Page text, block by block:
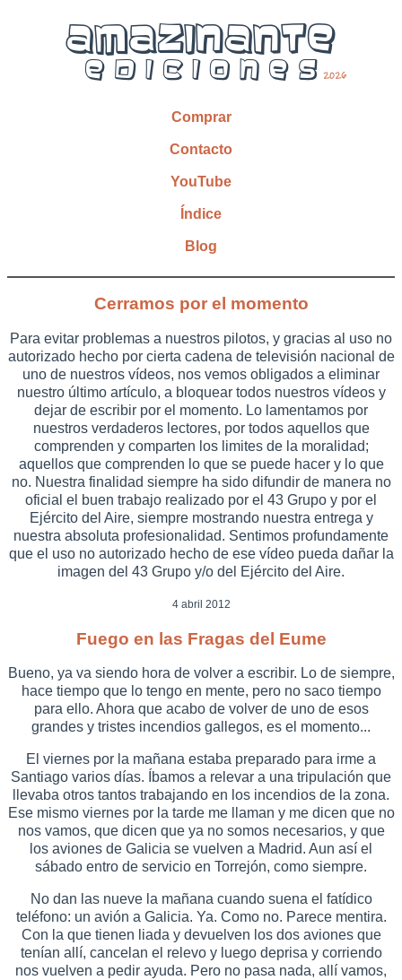
Comprar
Contacto
YouTube
Índice
Blog
Cerramos por el momento
Para evitar problemas a nuestros pilotos, y gracias al uso no
autorizado hecho por cierta cadena de televisión nacional de
uno de nuestros vídeos, nos vemos obligados a eliminar
nuestro último artículo, a bloquear todos nuestros vídeos y
dejar de escribir por el momento. Lo lamentamos por
nuestros verdaderos lectores, por todos aquellos que
comprenden y comparten los limites de la moralidad;
aquellos que comprenden lo que se puede hacer y lo que
no. Nuestra finalidad siempre ha sido difundir de manera no
oficial el buen trabajo realizado por el 43 Grupo y por el
Ejército del Aire, siempre mostrando nuestra entrega y
nuestra absoluta profesionalidad. Sentimos profundamente
que el uso no autorizado hecho de ese vídeo pueda dañar la
imagen del 43 Grupo y/o del Ejército del Aire.
4 abril 2012
Fuego en las Fragas del Eume
Bueno, ya va siendo hora de volver a escribir. Lo de siempre,
hace tiempo que lo tengo en mente, pero no saco tiempo
para ello. Ahora que acabo de volver de uno de esos
grandes y tristes incendios gallegos, es el momento...
El viernes por la mañana estaba preparado para irme a
Santiago varios días. Íbamos a relevar a una tripulación que
llevaba otros tantos trabajando en los incendios de la zona.
Ese mismo viernes por la tarde me llaman y me dicen que no
nos vamos, que dicen que ya no somos necesarios, y que
los aviones de Galicia se vuelven a Madrid. Aun así el
sábado entro de servicio en Torrejón, como siempre.
No dan las nueve la mañana cuando suena el fatídico
teléfono: un avión a Galicia. Ya. Como no. Parece mentira.
Con la que tienen liada y devuelven los dos aviones que
tenían allí, cancelan el relevo y luego deprisa y corriendo
nos vuelven a pedir ayuda. Pero no pasa nada, allí vamos,